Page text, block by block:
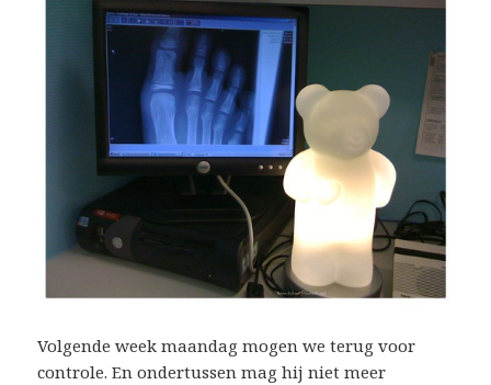
Volgende week maandag mogen we terug voor
controle. En ondertussen mag hij niet meer